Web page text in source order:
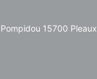
15700 Pleaux